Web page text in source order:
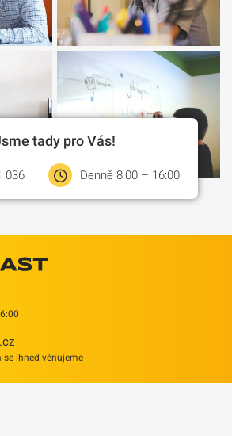
tady pro Vás!
036 Denně 8:00 – 16:00
ihned věnujeme